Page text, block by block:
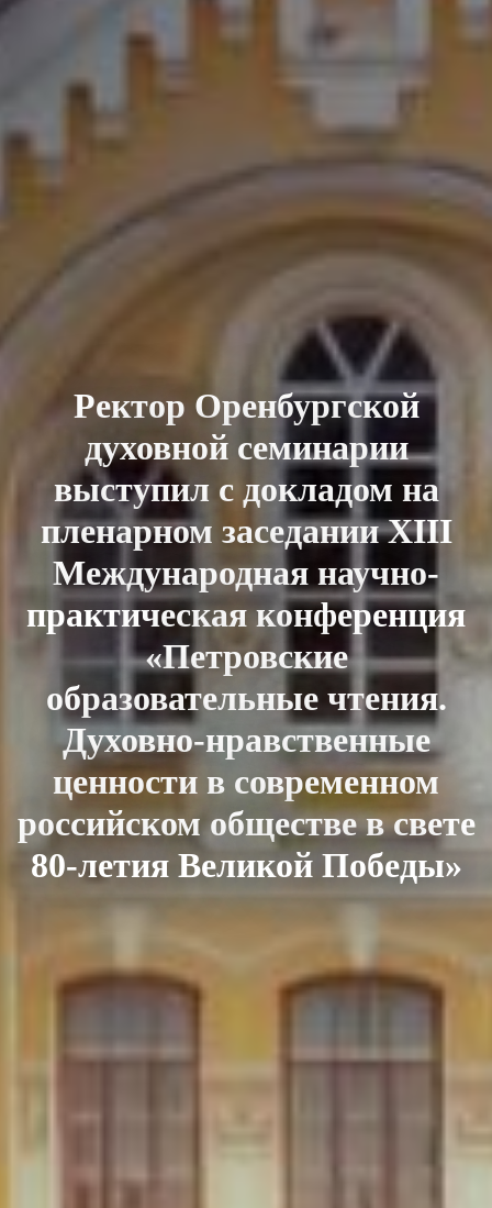
Ректор Оренбургской
духовной семинарии
выступил с докладом на
пленарном заседании XIII
Международная научно-
практическая конференция
«Петровские
образовательные чтения.
Духовно-нравственные
ценности в современном
российском обществе в свете
80-летия Великой Победы»